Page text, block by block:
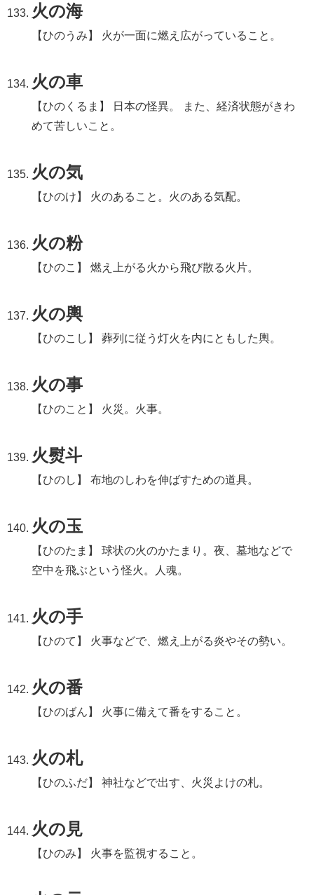
火の海
【ひのうみ】 火が一面に燃え広がっていること。
火の車
【ひのくるま】 日本の怪異。 また、経済状態がきわ
めて苦しいこと。
火の気
【ひのけ】 火のあること。火のある気配。
火の粉
【ひのこ】 燃え上がる火から飛び散る火片。
火の輿
【ひのこし】 葬列に従う灯火を内にともした輿。
火の事
【ひのこと】 火災。火事。
火熨斗
【ひのし】 布地のしわを伸ばすための道具。
火の玉
【ひのたま】 球状の火のかたまり。夜、墓地などで
空中を飛ぶという怪火。人魂。
火の手
【ひのて】 火事などで、燃え上がる炎やその勢い。
火の番
【ひのばん】 火事に備えて番をすること。
火の札
【ひのふだ】 神社などで出す、火災よけの札。
火の見
【ひのみ】 火事を監視すること。